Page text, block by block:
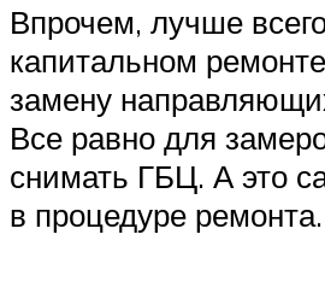
Впрочем, лучше
капитальном
замену
Все равно для
снимать ГБЦ. А это
в процедуре ремонта.